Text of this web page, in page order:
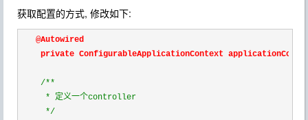
获取配置的方式, 修改如下:
   @Autowired
private ConfigurableApplicationContext
/**
     * 定义一个controller
*/